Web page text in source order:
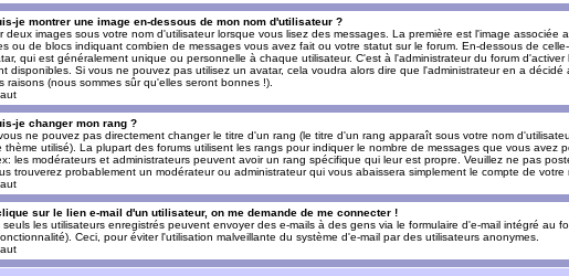
je montrer une image en-dessous de mon nom d'utilisateur ?
deux images sous votre nom d'utilisateur lorsque vous lisez des messages. La première est l'image associée
ou de blocs indiquant combien de messages vous avez fait ou votre statut sur le forum. En-dessous de
qui est généralement unique ou personnelle à chaque utilisateur. C'est à l'administrateur du forum
disponibles. Si vous ne pouvez pas utilisez un avatar, cela voudra alors dire que l'administrateur en a
raisons (nous sommes sûr qu'elles seront bonnes !).
je changer mon rang ?
ne pouvez pas directement changer le titre d'un rang (le titre d'un rang apparaît sous votre nom
thème utilisé). La plupart des forums utilisent les rangs pour indiquer le nombre de messages que vous avez
les modérateurs et administrateurs peuvent avoir un rang spécifique qui leur est propre. Veuillez ne pas
trouverez probablement un modérateur ou administrateur qui vous abaissera simplement le compte de votre
sur le lien e-mail d'un utilisateur, on me demande de me connecter !
seuls les utilisateurs enregistrés peuvent envoyer des e-mails à des gens via le formulaire d'e-mail intégré au
Ceci, pour éviter l'utilisation malveillante du système d'e-mail par des utilisateurs anonymes.